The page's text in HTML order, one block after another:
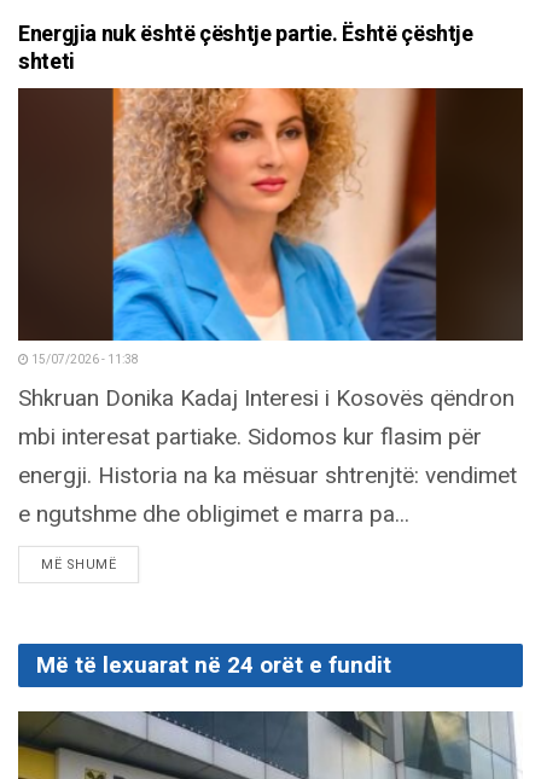
Energjia nuk është çështje partie. Është çështje
shteti
15/07/2026 - 11:38
Shkruan Donika Kadaj Interesi i Kosovës qëndron
mbi interesat partiake. Sidomos kur flasim për
energji. Historia na ka mësuar shtrenjtë: vendimet
e ngutshme dhe obligimet e marra pa...
MË SHUMËDETAILS
Më të lexuarat në 24 orët e fundit